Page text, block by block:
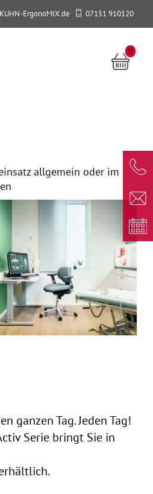
ErgonoMIX.de 07151 910120
0
allgemein oder im
ganzen Tag. Jeden Tag!
Serie bringt Sie in